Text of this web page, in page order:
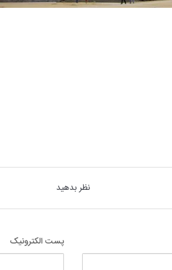
نظر بدهید
پست الکترونیک